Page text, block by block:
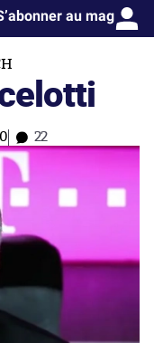
au mag
22